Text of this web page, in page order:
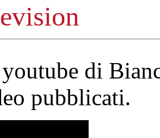
youtube di
pubblicati.